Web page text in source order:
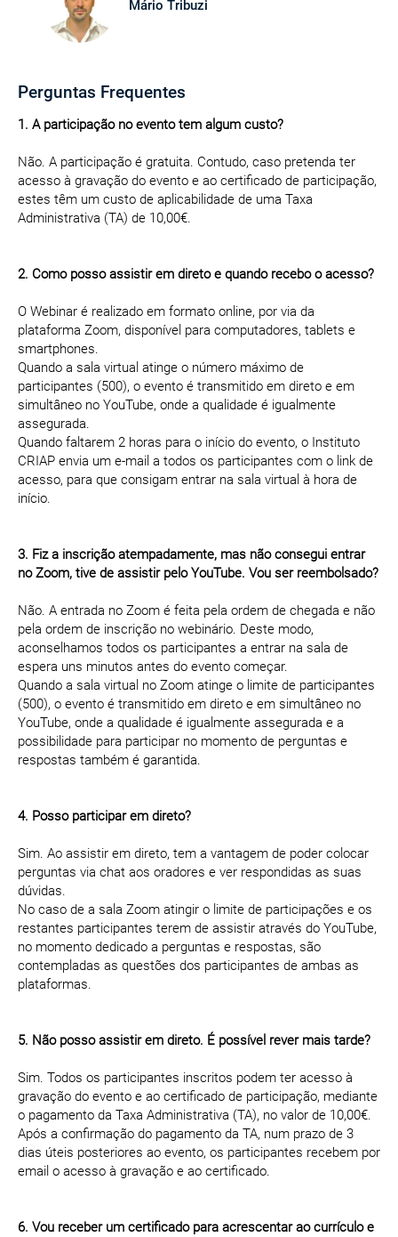
Mário Tribuzi
Perguntas Frequentes
1. A participação no evento tem algum custo?
Não. A participação é gratuita. Contudo, caso pretenda ter
acesso à gravação do evento e ao certificado de participação,
estes têm um custo de aplicabilidade de uma Taxa
Administrativa (TA) de 10,00€.
2. Como posso assistir em direto e quando recebo o acesso?
O Webinar é realizado em formato online, por via da
plataforma Zoom, disponível para computadores, tablets e
smartphones.
Quando a sala virtual atinge o número máximo de
participantes (500), o evento é transmitido em direto e em
simultâneo no YouTube, onde a qualidade é igualmente
assegurada.
Quando faltarem 2 horas para o início do evento, o Instituto
CRIAP envia um e-mail a todos os participantes com o link de
acesso, para que consigam entrar na sala virtual à hora de
início.
3. Fiz a inscrição atempadamente, mas não consegui entrar
no Zoom, tive de assistir pelo YouTube. Vou ser reembolsado?
Não. A entrada no Zoom é feita pela ordem de chegada e não
pela ordem de inscrição no webinário. Deste modo,
aconselhamos todos os participantes a entrar na sala de
espera uns minutos antes do evento começar.
Quando a sala virtual no Zoom atinge o limite de participantes
(500), o evento é transmitido em direto e em simultâneo no
YouTube, onde a qualidade é igualmente assegurada e a
possibilidade para participar no momento de perguntas e
respostas também é garantida.
4. Posso participar em direto?
Sim. Ao assistir em direto, tem a vantagem de poder colocar
perguntas via chat aos oradores e ver respondidas as suas
dúvidas.
No caso de a sala Zoom atingir o limite de participações e os
restantes participantes terem de assistir através do YouTube,
no momento dedicado a perguntas e respostas, são
contempladas as questões dos participantes de ambas as
plataformas.
5. Não posso assistir em direto. É possível rever mais tarde?
Sim. Todos os participantes inscritos podem ter acesso à
gravação do evento e ao certificado de participação, mediante
o pagamento da Taxa Administrativa (TA), no valor de 10,00€.
Após a confirmação do pagamento da TA, num prazo de 3
dias úteis posteriores ao evento, os participantes recebem por
email o acesso à gravação e ao certificado.
6. Vou receber um certificado para acrescentar ao currículo e